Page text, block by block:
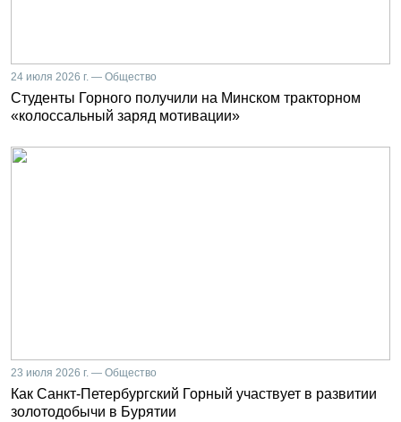
24 июля 2026 г. — Общество
Студенты Горного получили на Минском тракторном
«колоссальный заряд мотивации»
23 июля 2026 г. — Общество
Как Санкт-Петербургский Горный участвует в развитии
золотодобычи в Бурятии